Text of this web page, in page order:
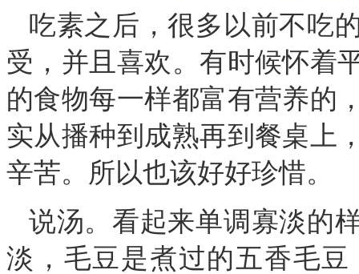
吃素之后，很多以前不吃
受，并且喜欢。有时候怀着
的食物每一样都富有营养的
实从播种到成熟再到餐桌上
辛苦。所以也该好好珍惜。
说汤。看起来单调寡淡的
淡，毛豆是煮过的五香毛